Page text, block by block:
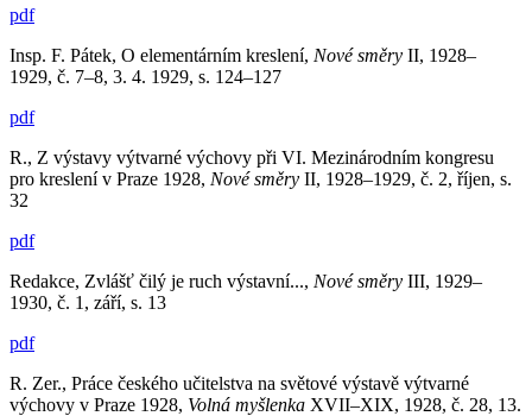
pdf
Insp. F. Pátek, O elementárním kreslení, Nové směry II, 1928–
1929, č. 7–8, 3. 4. 1929, s. 124–127
pdf
R., Z výstavy výtvarné výchovy při VI. Mezinárodním kongresu
pro kreslení v Praze 1928, Nové směry II, 1928–1929, č. 2, říjen, s.
32
pdf
Redakce, Zvlášť čilý je ruch výstavní..., Nové směry III, 1929–
1930, č. 1, září, s. 13
pdf
R. Zer., Práce českého učitelstva na světové výstavě výtvarné
výchovy v Praze 1928, Volná myšlenka XVII–XIX, 1928, č. 28, 13.